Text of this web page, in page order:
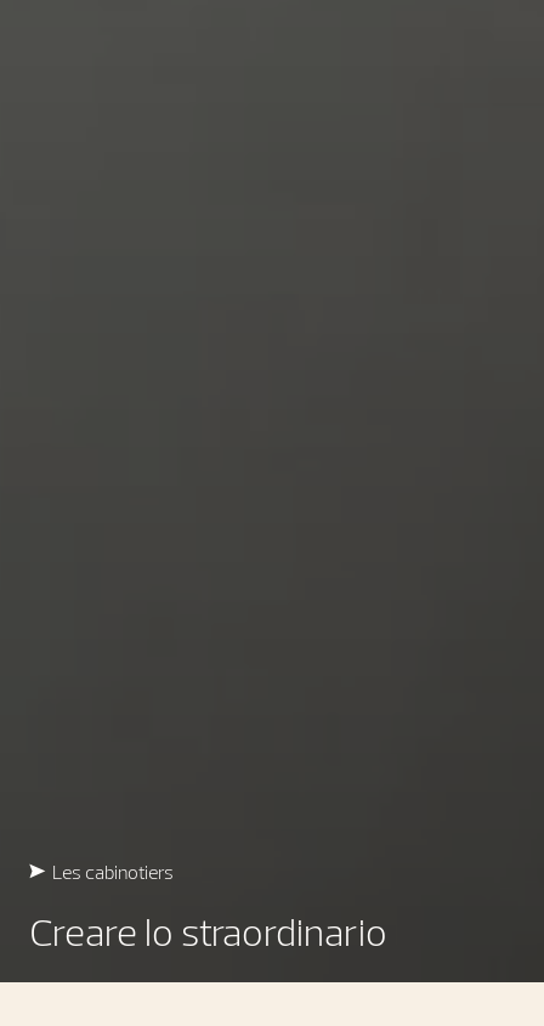
Les cabinotiers
Creare lo straordinario